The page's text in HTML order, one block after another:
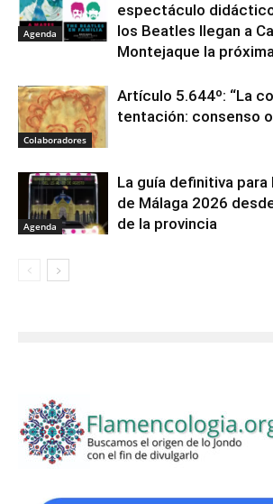
Agenda
espectáculo
los Beatles llegan a
Montejaque la
Colaboradores
Artículo 5.644º: “La
tentación: consenso
Agenda
La guía definitiva para
de Málaga 2026
de la provincia